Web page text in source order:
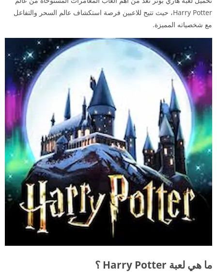
Harry Potter، حيث تتيح للاعبين فرصة استكشاف عالم السحر والتفاعل
مع شخصياته المميزة.
ما هي لعبة Harry Potter ؟